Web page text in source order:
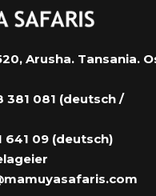
Arusha. Tansania.
381 081 (deutsch /
641 09 (deutsch)